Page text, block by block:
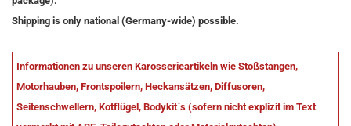
Shipping is only national (Germany-wide) possible.
Informationen zu unseren Karosserieartikeln wie Stoßstangen,
Motorhauben, Frontspoilern, Heckansätzen, Diffusoren,
Seitenschwellern, Kotflügel, Bodykit`s (sofern nicht explizit im Text